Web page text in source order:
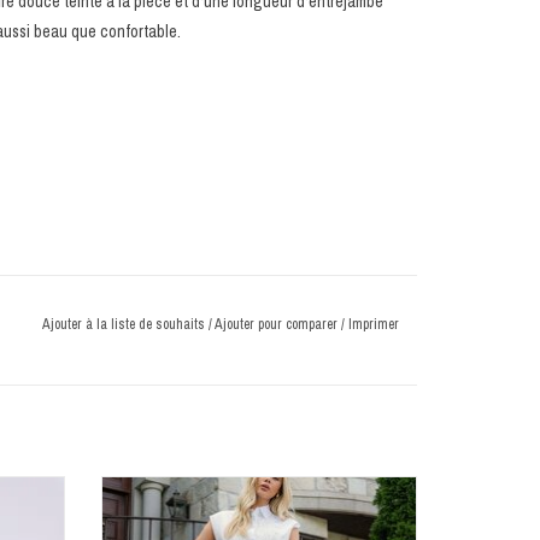
beau que confortable.
froide, ne pas javelliser, suspendre pour sécher,
Ajouter à la liste de souhaits /Ajouter pour comparer/ Imprimer
Yoga Jeans 2962
AJOUTER AU PANIER